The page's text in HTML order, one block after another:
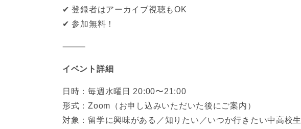
✔ 登録者はアーカイブ視聴もOK
✔ 参加無料！
⸻
イベント詳細
日時：毎週水曜日 20:00〜21:00
形式：Zoom（お申し込みいただいた後にご案内）
対象：留学に興味がある／知りたい／いつか行きたい中高校生